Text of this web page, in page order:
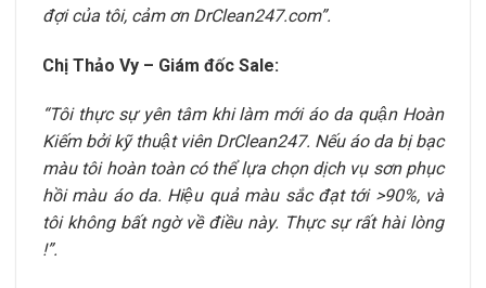
đợi của tôi, cảm ơn DrClean247.com”.
Chị Thảo Vy – Giám đốc Sale:
“Tôi thực sự yên tâm khi làm mới áo da quận Hoàn
Kiếm bởi kỹ thuật viên DrClean247. Nếu áo da bị bạc
màu tôi hoàn toàn có thể lựa chọn dịch vụ sơn phục
hồi màu áo da. Hiệu quả màu sắc đạt tới >90%, và
tôi không bất ngờ về điều này. Thực sự rất hài lòng
!”.